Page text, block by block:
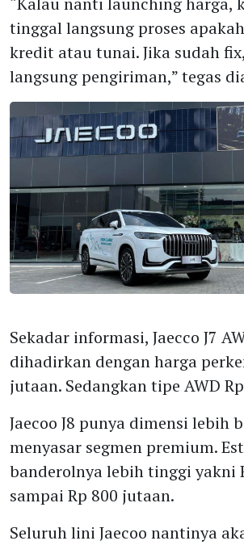
tinggal langsung proses
kredit atau tunai. Jika sudah
langsung pengiriman,” tegas
Sekadar informasi, Jaecco J7
dihadirkan dengan harga
jutaan. Sedangkan tipe AWD
Jaecoo J8 punya dimensi lebih
menyasar segmen premium.
banderolnya lebih tinggi yakni
sampai Rp 800 jutaan.
Seluruh lini Jaecoo nantinya